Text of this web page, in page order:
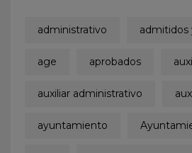
administrativo admitidos
age aprobados
auxiliar administrativo
ayuntamiento